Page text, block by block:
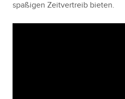
spaßigen Zeitvertreib bieten.